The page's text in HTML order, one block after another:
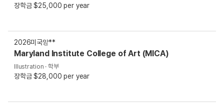
장학금 $25,000 per year
2026미국양**
Maryland Institute College of Art (MICA)
Illustration · 학부
장학금 $28,000 per year